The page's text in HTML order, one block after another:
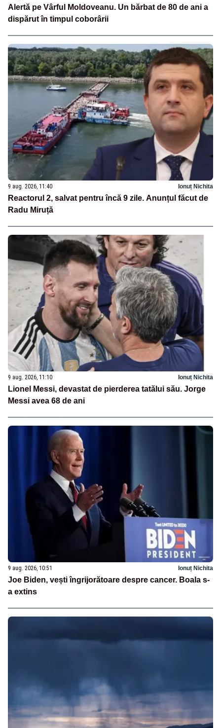
Alertă pe Vârful Moldoveanu. Un bărbat de 80 de ani a
dispărut în timpul coborârii
9 aug. 2026, 11:40 Ionuț Nichita
Reactorul 2, salvat pentru încă 9 zile. Anunțul făcut de
Radu Miruță
9 aug. 2026, 11:10 Ionuț Nichita
Lionel Messi, devastat de pierderea tatălui său. Jorge
Messi avea 68 de ani
9 aug. 2026, 10:51 Ionuț Nichita
Joe Biden, vești îngrijorătoare despre cancer. Boala s-
a extins